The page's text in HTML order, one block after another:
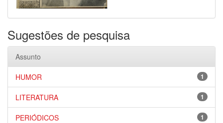
Sugestões de pesquisa
Assunto
1
HUMOR
1
LITERATURA
1
PERIÓDICOS